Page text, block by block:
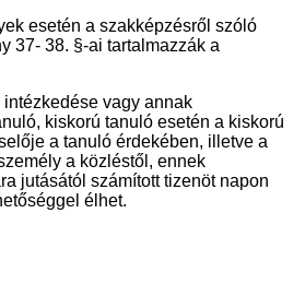
esetén a szakképzésről szóló
37- 38. §-ai tartalmazzák a
vagy annak
kiskorú tanuló esetén a kiskorú
a tanuló érdekében, illetve a
a közléstől, ennek
jutásától számított tizenöt napon
élhet.